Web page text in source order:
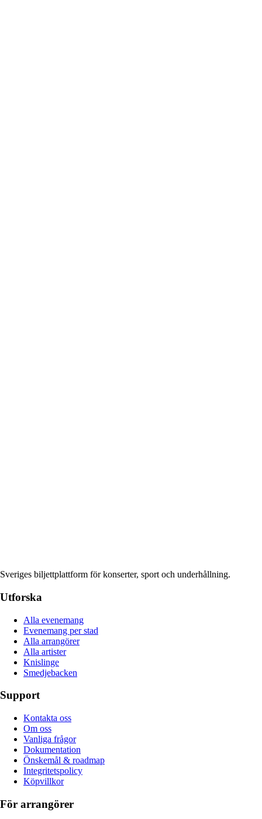
Sveriges biljettplattform för konserter, sport och underhållning.
Utforska
Alla evenemang
Evenemang per stad
Alla arrangörer
Alla artister
Knislinge
Smedjebacken
Support
Kontakta oss
Om oss
Vanliga frågor
Dokumentation
Önskemål & roadmap
Integritetspolicy
Köpvillkor
För arrangörer